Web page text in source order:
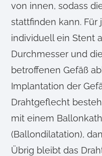
von innen, sodass
stattfinden kann. Für
individuell ein Stent
Durchmesser und
betroffenen Gefäß
Implantation der
Drahtgeflecht
mit einem
(Ballondilatation),
Übrig bleibt das